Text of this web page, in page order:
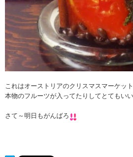
これはオーストリアのクリスマスマーケッ
本物のフルーツが入ってたりしてとてもい
さて～明日もがんばろ